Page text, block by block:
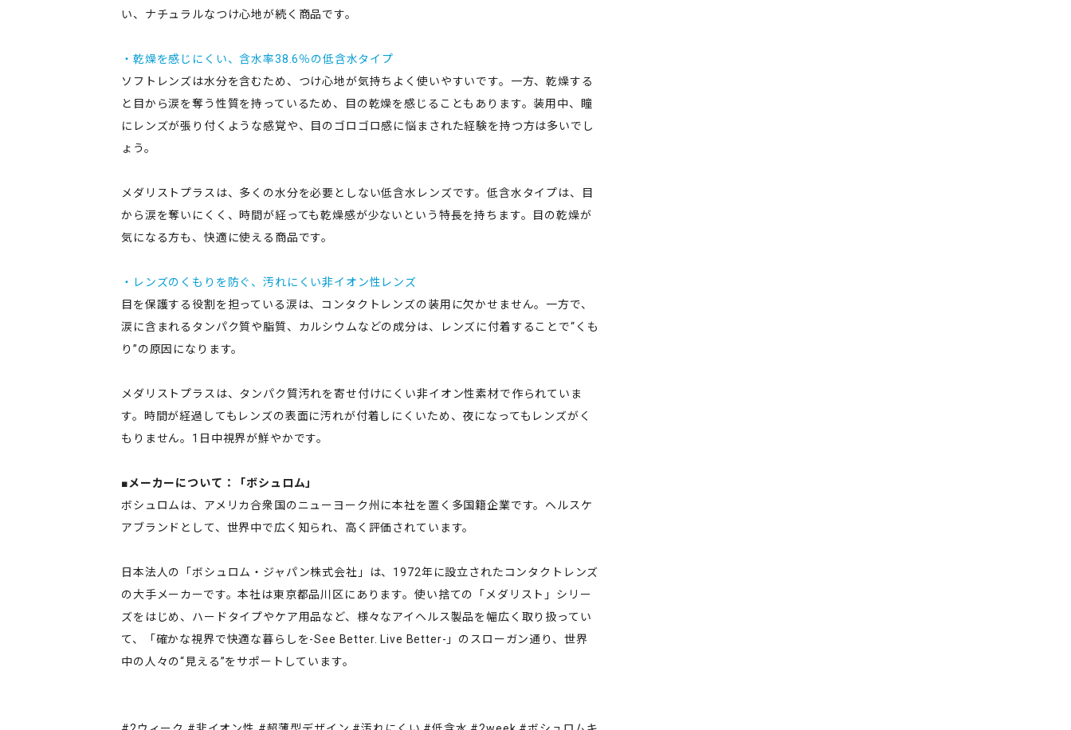
い、ナチュラルなつけ心地が続く商品です。
・乾燥を感じにくい、含水率38.6％の低含水タイプ
ソフトレンズは水分を含むため、つけ心地が気持ちよく使いやすいです。一方、乾燥する
と目から涙を奪う性質を持っているため、目の乾燥を感じることもあります。装用中、瞳
にレンズが張り付くような感覚や、目のゴロゴロ感に悩まされた経験を持つ方は多いでし
ょう。
メダリストプラスは、多くの水分を必要としない低含水レンズです。低含水タイプは、目
から涙を奪いにくく、時間が経っても乾燥感が少ないという特長を持ちます。目の乾燥が
気になる方も、快適に使える商品です。
・レンズのくもりを防ぐ、汚れにくい非イオン性レンズ
目を保護する役割を担っている涙は、コンタクトレンズの装用に欠かせません。一方で、
涙に含まれるタンパク質や脂質、カルシウムなどの成分は、レンズに付着することで“くも
り”の原因になります。
メダリストプラスは、タンパク質汚れを寄せ付けにくい非イオン性素材で作られていま
す。時間が経過してもレンズの表面に汚れが付着しにくいため、夜になってもレンズがく
もりません。1日中視界が鮮やかです。
■メーカーについて：「ボシュロム」
ボシュロムは、アメリカ合衆国のニューヨーク州に本社を置く多国籍企業です。ヘルスケ
アブランドとして、世界中で広く知られ、高く評価されています。
日本法人の「ボシュロム・ジャパン株式会社」は、1972年に設立されたコンタクトレンズ
の大手メーカーです。本社は東京都品川区にあります。使い捨ての「メダリスト」シリー
ズをはじめ、ハードタイプやケア用品など、様々なアイヘルス製品を幅広く取り扱ってい
て、「確かな視界で快適な暮らしを-See Better. Live Better-」のスローガン通り、世界
中の人々の“見える”をサポートしています。